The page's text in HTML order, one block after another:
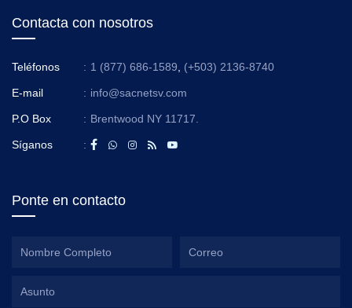
Contacta con nosotros
Teléfonos : 1 (877) 686-1589 (+503) 2136-8740
E-mail : info@sacnetsv.com
P.O Box : Brentwood NY 11717.
Síganos :
Ponte en contacto